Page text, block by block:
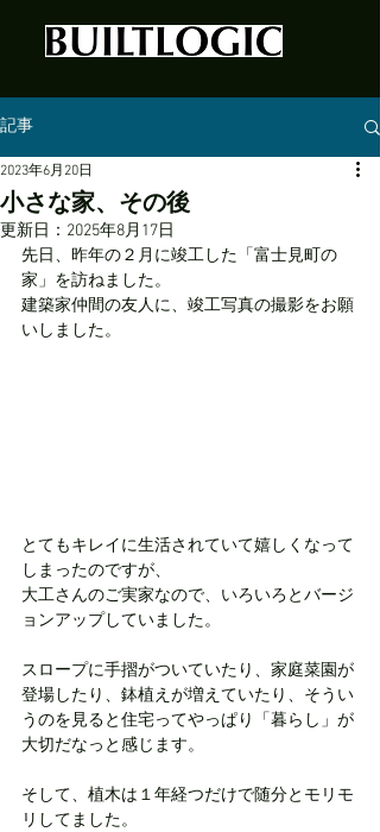
記事
小さな家、その後
2023年6月20日
更新日： 2025年8月17日
先日、昨年の２月に竣工した「富士見町の
家」を訪ねました。
建築家仲間の友人に、竣工写真の撮影をお願
いしました。
とてもキレイに生活されていて嬉しくなって
しまったのですが、
大工さんのご実家なので、いろいろとバージ
ョンアップしていました。
スロープに手摺がついていたり、家庭菜園が
登場したり、鉢植えが増えていたり、そうい
うのを見ると住宅ってやっぱり「暮らし」が
大切だなっと感じます。
そして、植木は１年経つだけで随分とモリモ
リしてました。